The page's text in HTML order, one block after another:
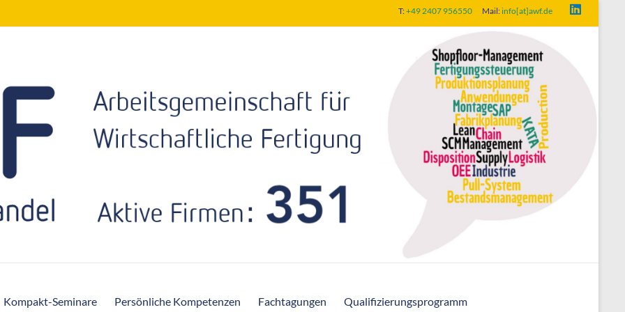
T:+49 2407 956550 Mail:info[at]awf.de
Kompakt-Seminare Persönliche Kompetenzen Fachtagungen Qualifizierungsprogramm